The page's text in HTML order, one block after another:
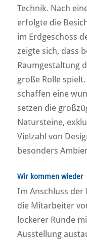
Technik. Nach
erfolgte die
im Erdgeschoss
zeigte sich, dass
Raumgestaltung
große Rolle
schaffen eine
setzen die
Natursteine,
Vielzahl von
besonders
Wir kommen wieder
Im Anschluss der
die Mitarbeiter
lockerer Runde
Ausstellung